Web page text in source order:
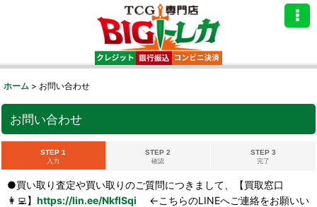
ホーム > お問い合わせ
お問い合わせ
STEP 1
入力
STEP 2
確認
STEP 3
完了
●買い取り査定や買い取りのご質問につきまして、【買取窓口
👩‍💻】 https://lin.ee/NkflSqi ←こちらのLINEへご連絡をお願いい